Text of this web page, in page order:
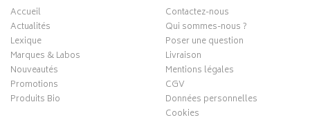
Accueil
Actualités
Lexique
Marques & Labos
Nouveautés
Promotions
Produits Bio
Contactez-nous
Qui sommes-nous ?
Poser une question
Livraison
Mentions légales
CGV
Données personnelles
Cookies